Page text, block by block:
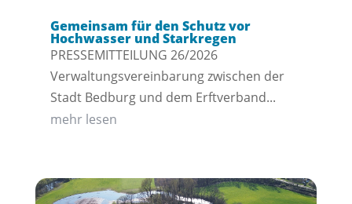
Gemeinsam für den Schutz vor
Hochwasser und Starkregen
PRESSEMITTEILUNG 26/2026
Verwaltungsvereinbarung zwischen der
Stadt Bedburg und dem Erftverband...
mehr lesen